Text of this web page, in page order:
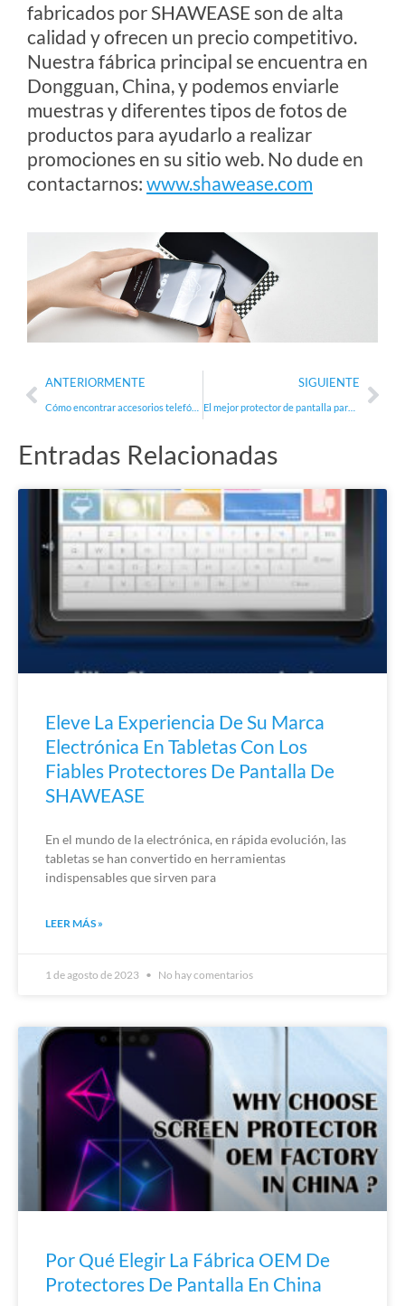
fabricados por SHAWEASE son de alta
calidad y ofrecen un precio competitivo.
Nuestra fábrica principal se encuentra en
Dongguan, China, y podemos enviarle
muestras y diferentes tipos de fotos de
productos para ayudarlo a realizar
promociones en su sitio web. No dude en
contactarnos: www.shawease.com
AntANTERIORMENTE SIGUIENTE
El mejor protector de pantalla para el OnePlus 10 Pro
Entradas Relacionadas
Eleve La Experiencia De Su Marca
Electrónica En Tabletas Con Los
Fiables Protectores De Pantalla De
SHAWEASE
En el mundo de la electrónica, en rápida evolución, las
tabletas se han convertido en herramientas
indispensables que sirven para
LEER MÁS »
1 de agosto de 2023 No hay comentarios
Por Qué Elegir La Fábrica OEM De
Protectores De Pantalla En China